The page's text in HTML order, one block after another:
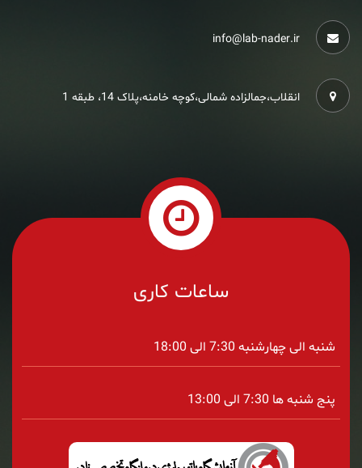
info@lab-nader.ir
انقلاب،جمالزاده شمالی،کوچه خامنه،پلاک 14، طبقه 1
ساعات کاری
شنبه الی چهارشنبه 7:30 الی 18:00
پنج شنبه ها 7:30 الی 13:00